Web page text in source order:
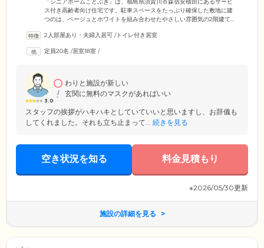
ス付き高齢者向け住宅です。駐車スペースをたっぷり確保した敷地に建
つのは、ベージュとホワイトを組み合わせたやさしい雰囲気の2階建て。
だける環境です。ご入居者様の居室は、全室完全個室。エアコン・キッ
レを完備し、ベッドを置いてもゆとりのある間取りです。おふたり様で
2人部屋あり・夫婦入居可 /トイレ付き居室
定員20名 /居室18室 /
3.0
わりと施設が新しい
玄関に無料のマスクがあればいい
スタッフの挨拶がハキハキとしていていいと思いますし、お辞儀も
してくれました。それも立ち止まって... 続きを見る
空き状況を知る 料金見積もり
※2026/05/30更新
施設の詳細を見る